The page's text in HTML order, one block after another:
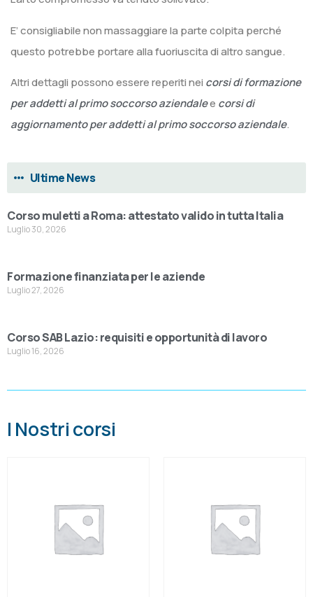
E’ consigliabile non massaggiare la parte colpita perché
questo potrebbe portare alla fuoriuscita di altro sangue.
Altri dettagli possono essere reperiti nei corsi di formazione
per addetti al primo soccorso aziendalee corsi di
aggiornamento per addetti al primo soccorso aziendale.
Ultime News
Corso muletti a Roma: attestato valido in tutta Italia
Luglio 30, 2026
Formazione finanziata per le aziende
Luglio 27, 2026
Corso SAB Lazio: requisiti e opportunità di lavoro
Luglio 16, 2026
I Nostri corsi